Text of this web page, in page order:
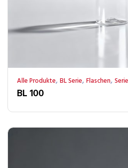
Alle Produkte, BL Serie, Flaschen,
BL 100